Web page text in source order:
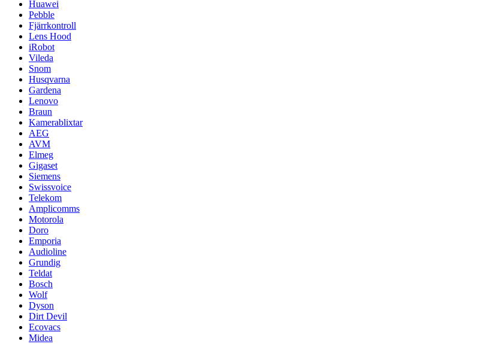
Huawei
Pebble
Fjärrkontroll
Lens Hood
iRobot
Vileda
Snom
Husqvarna
Gardena
Lenovo
Braun
Kamerablixtar
AEG
AVM
Elmeg
Gigaset
Siemens
Swissvoice
Telekom
Amplicomms
Motorola
Doro
Emporia
Audioline
Grundig
Teldat
Bosch
Wolf
Dyson
Dirt Devil
Ecovacs
Midea